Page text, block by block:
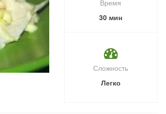
Время
30 мин
Сложность
Легко